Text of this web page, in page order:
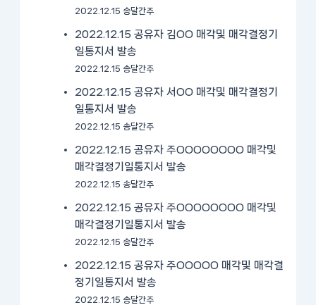
2022.12.15 송달간주
2022.12.15 공유자 김OO 매각및 매각결정기
일통지서 발송
2022.12.15 송달간주
2022.12.15 공유자 서OO 매각및 매각결정기
일통지서 발송
2022.12.15 송달간주
2022.12.15 공유자 주OOOOOOOO 매각및
매각결정기일통지서 발송
2022.12.15 송달간주
2022.12.15 공유자 주OOOOOOOO 매각및
매각결정기일통지서 발송
2022.12.15 송달간주
2022.12.15 공유자 주OOOOO 매각및 매각결
정기일통지서 발송
2022.12.15 송달간주